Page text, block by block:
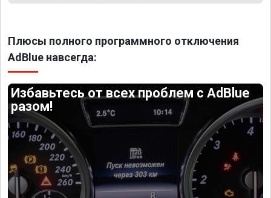
Плюсы полного программного отключения
AdBlue навсегда:
Избавьтесь от всех проблем с AdBlue
разом!